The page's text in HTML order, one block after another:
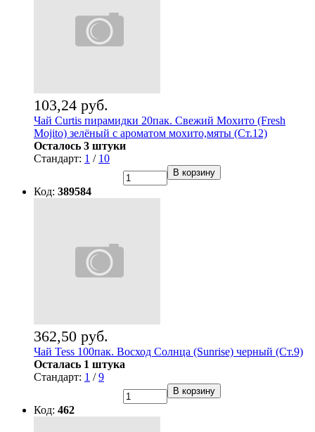
103,24 руб.
Чай Curtis пирамидки 20пак. Свежий Мохито (Fresh
Mojito) зелёный с ароматом мохито,мяты (Ст.12)
Осталось 3 штуки
Стандарт: 1 / 10
В корзину
Код: 389584
362,50 руб.
Чай Tess 100пак. Восход Солнца (Sunrise) черный (Ст.9)
Осталась 1 штука
Стандарт: 1 /9
В корзину
Код: 462